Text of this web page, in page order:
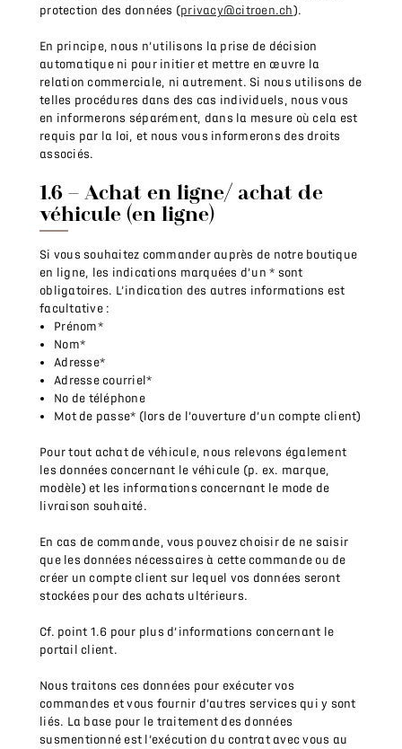
protection des données (privacy@citroen.ch).
En principe, nous n’utilisons la prise de décision
automatique ni pour initier et mettre en œuvre la
relation commerciale, ni autrement. Si nous utilisons de
telles procédures dans des cas individuels, nous vous
en informerons séparément, dans la mesure où cela est
requis par la loi, et nous vous informerons des droits
associés.
1.6 – Achat en ligne/ achat de
véhicule (en ligne)
Si vous souhaitez commander auprès de notre boutique
en ligne, les indications marquées d’un * sont
obligatoires. L’indication des autres informations est
facultative :
Prénom*
Nom*
Adresse*
Adresse courriel*
No de téléphone
Mot de passe* (lors de l’ouverture d’un compte client)
Pour tout achat de véhicule, nous relevons également
les données concernant le véhicule (p. ex. marque,
modèle) et les informations concernant le mode de
livraison souhaité.
En cas de commande, vous pouvez choisir de ne saisir
que les données nécessaires à cette commande ou de
créer un compte client sur lequel vos données seront
stockées pour des achats ultérieurs.
Cf. point 1.6 pour plus d’informations concernant le
portail client.
Nous traitons ces données pour exécuter vos
commandes et vous fournir d’autres services qui y sont
liés. La base pour le traitement des données
susmentionné est l’exécution du contrat avec vous au